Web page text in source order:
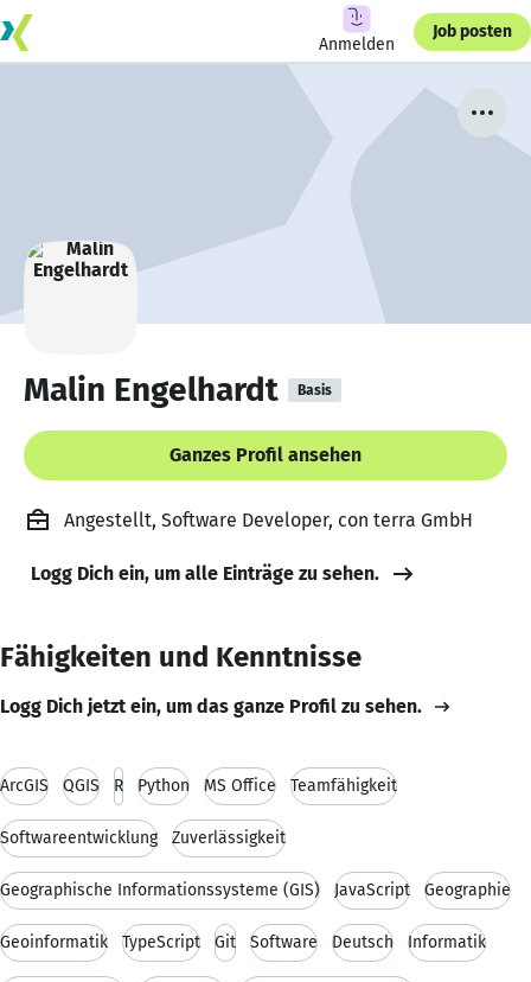
Anmelden
Job posten
Malin Engelhardt Basis
Ganzes Profil ansehen
Angestellt, Software Developer, con terra GmbH
Logg Dich ein, um alle Einträge zu sehen.
Fähigkeiten und Kenntnisse
Logg Dich jetzt ein, um das ganze Profil zu sehen.
ArcGIS QGIS R Python MS Office Teamfähigkeit
Softwareentwicklung Zuverlässigkeit
Geographische Informationssysteme (GIS) JavaScript Geographie
Geoinformatik TypeScript Git Software Deutsch Informatik